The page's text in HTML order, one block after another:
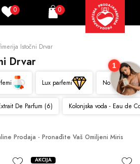
0 Korpa
0
Istočni Drvar
Drvar
Lux parfemi Novo
De Parfum (6) Kolonjska voda - Eau de
Prodaja - Pronađite Vaš Omiljeni Miris
AKCIJA
1